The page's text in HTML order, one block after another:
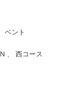
ベント
、 西コース